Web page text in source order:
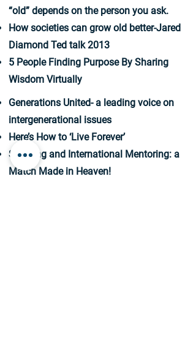
“old” depends on the person you ask.
How societies can grow old better-Jared
Diamond Ted talk 2013
5 People Finding Purpose By Sharing
Wisdom Virtually
Generations United- a leading voice on
intergenerational issues
Here’s How to ‘Live Forever’
Sage-ing and International Mentoring: a
Match Made in Heaven!